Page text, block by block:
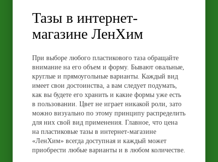
Тазы в интернет-
магазине ЛенХим
При выборе любого пластикового таза обращайте
внимание на его объем и форму. Бывают овальные,
круглые и прямоугольные варианты. Каждый вид
имеет свои достоинства, а вам следует подумать,
как вы будете его хранить и какие формы уже есть
в пользовании. Цвет не играет никакой роли, зато
можно визуально по этому принципу распределить
для них свой вид применения. Главное, что цена
на пластиковые тазы в интернет-магазине
«ЛенХим» всегда доступная и каждый может
приобрести любые варианты и в любом количестве.